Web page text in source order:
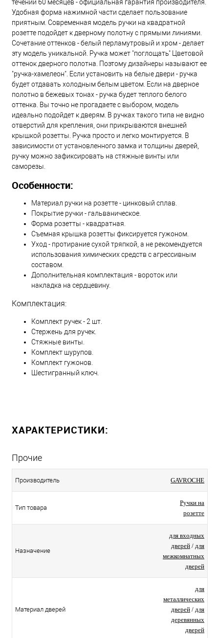
течении 60 месяцев - официальная гарантия производителя.
Удобная форма нажимной части сделает пользование
приятным. Современная модель ручки на квадратной
розетте подойдет к дверному полотну с прямыми линиями.
Сочетание оттенков - белый перламутровый и хром - делает
эту модель уникальной. Ручка может "поглощать" Цветовой
оттенок дверного полотна. Поэтому дизайнеры называют ее
"ручка-хамелеон". Если установить на белые двери - ручка
будет отдавать холодным белым цветом. Если на дверное
полотно в бежевых тонах - ручка будет теплого белого
оттенка. Вы точно не прогадаете с выбором, модель
идеально подойдет к дверям. В ручках такого типа не видно
отверстий для крепления, они прикрываются внешней
крышкой розетты. Ручка просто и легко монтируется. В
зависимости от установленного замка и толщины дверей,
ручку можно зафиксировать на стяжные винты или
саморезы.
Особенности:
Материал ручки на розетте - цинковый сплав.
Покрытие ручки - гальваническое.
Форма розетты - квадратная.
Съемная крышка розетты фиксируется гужоном.
Уход - протирание сухой тряпкой, а не рекомендуется
использования химических средств с агрессивным
составом.
Дополнительная комплектация - вороток или
накладка на сердцевину.
Комплектация:
Комплект ручек - 2 шт.
Стержень для ручек.
Стяжные винты.
Комплект шурупов.
Комплект гужонов.
Шестигранный ключ.
ХАРАКТЕРИСТИКИ:
Прочие
Производитель GAVROCHE
Тип товара
Ручки на
розетте
Назначение
для входных
дверей / для
межкомнатных
дверей
Материал дверей
для
металлических
дверей / для
деревянных
дверей